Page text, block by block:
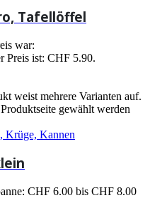
Tafellöffel
war:
Preis ist: CHF 5.90.
weist mehrere Varianten auf.
gewählt werden
Krüge, Kannen
CHF 6.00 bis CHF 8.00